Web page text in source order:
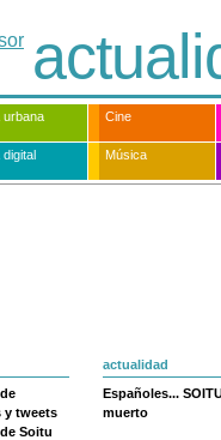
urbana Cine
digital Música
y tweets
Soitu
actualidad
Españoles...
muerto